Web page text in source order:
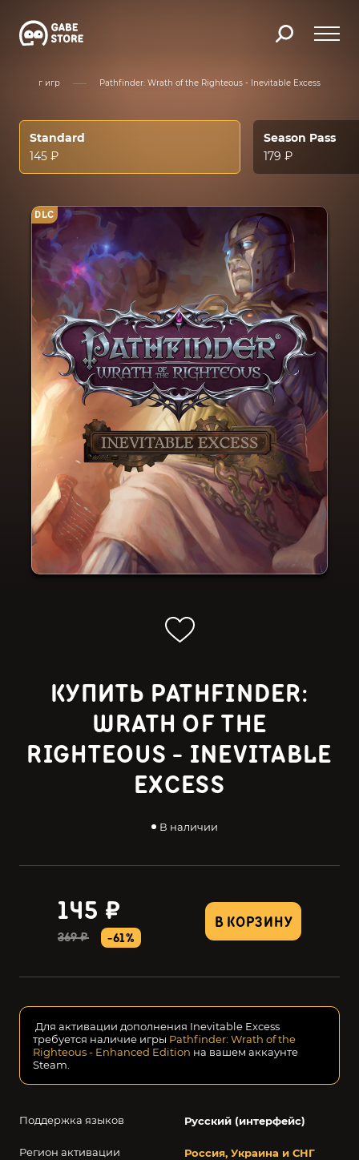
Каталог игр Pathfinder: Wrath of the Righteous - Inevitable Excess
Standard
145 ₽
Season Pass
179 ₽
DLC
КУПИТЬ PATHFINDER:
WRATH OF THE
RIGHTEOUS - INEVITABLE
EXCESS
В наличии
В КОРЗИНУ
145 ₽
369 ₽ -61%
Поддержка языков Русский (интерфейс)
Регион активации Россия, Украина и СНГ
Для активации дополнения Inevitable Excess
требуется наличие игры Pathfinder: Wrath of the
Righteous - Enhanced Edition на вашем аккаунте
Steam.